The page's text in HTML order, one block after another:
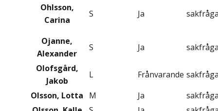
Ohlsson,
Carina
S Ja
Ojanne,
Alexander
S Ja
Olofsgård,
Jakob
L Frånvarande
Olsson, Lotta
M Ja